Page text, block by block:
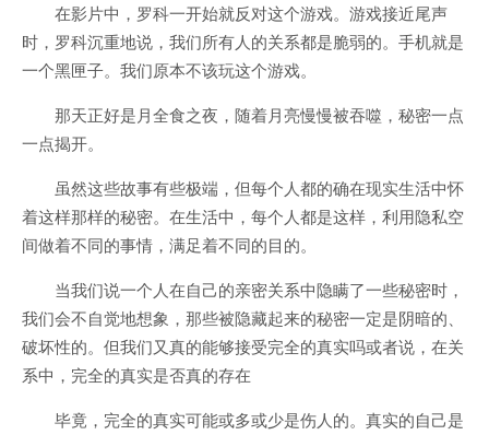
在影片中，罗科一开始就反对这个游戏。游戏接近尾声
时，罗科沉重地说，我们所有人的关系都是脆弱的。手机就是
一个黑匣子。我们原本不该玩这个游戏。
那天正好是月全食之夜，随着月亮慢慢被吞噬，秘密一点
一点揭开。
虽然这些故事有些极端，但每个人都的确在现实生活中怀
着这样那样的秘密。在生活中，每个人都是这样，利用隐私空
间做着不同的事情，满足着不同的目的。
当我们说一个人在自己的亲密关系中隐瞒了一些秘密时，
我们会不自觉地想象，那些被隐藏起来的秘密一定是阴暗的、
破坏性的。但我们又真的能够接受完全的真实吗或者说，在关
系中，完全的真实是否真的存在
毕竟，完全的真实可能或多或少是伤人的。真实的自己是